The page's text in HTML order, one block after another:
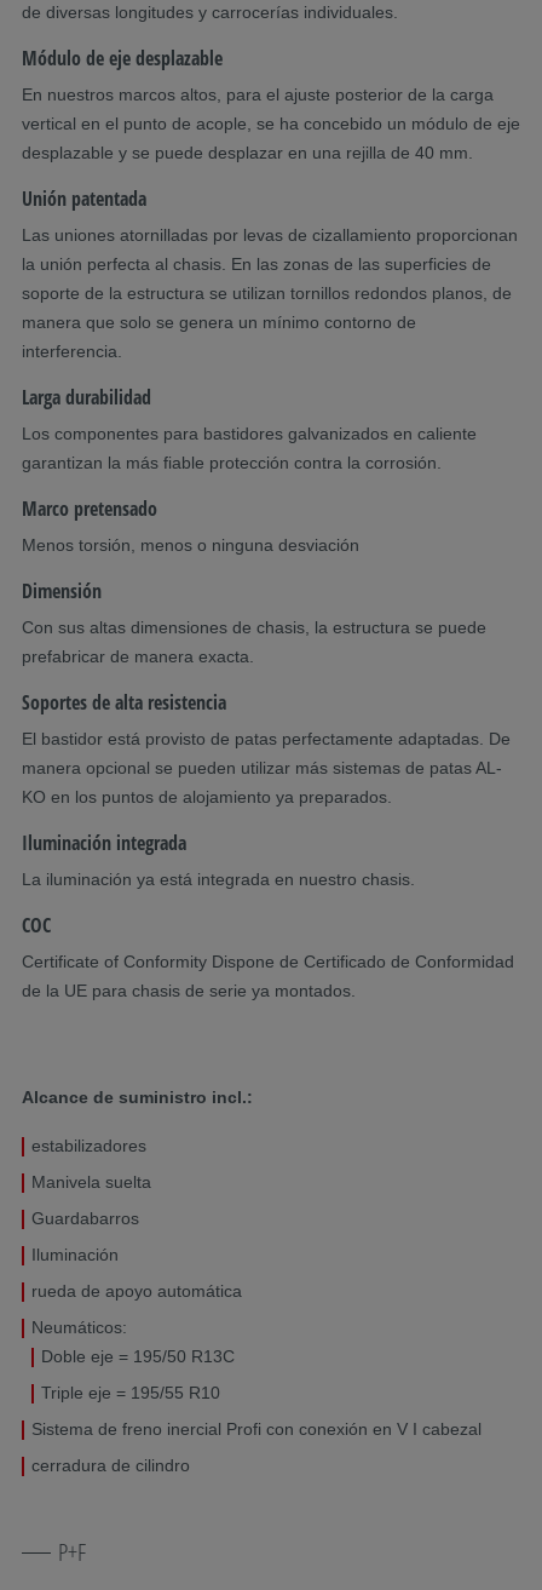
de diversas longitudes y carrocerías individuales.
Módulo de eje desplazable
En nuestros marcos altos, para el ajuste posterior de la carga
vertical en el punto de acople, se ha concebido un módulo de eje
desplazable y se puede desplazar en una rejilla de 40 mm.
Unión patentada
Las uniones atornilladas por levas de cizallamiento proporcionan
la unión perfecta al chasis. En las zonas de las superficies de
soporte de la estructura se utilizan tornillos redondos planos, de
manera que solo se genera un mínimo contorno de
interferencia.
Larga durabilidad
Los componentes para bastidores galvanizados en caliente
garantizan la más fiable protección contra la corrosión.
Marco pretensado
Menos torsión, menos o ninguna desviación
Dimensión
Con sus altas dimensiones de chasis, la estructura se puede
prefabricar de manera exacta.
Soportes de alta resistencia
El bastidor está provisto de patas perfectamente adaptadas. De
manera opcional se pueden utilizar más sistemas de patas AL-
KO en los puntos de alojamiento ya preparados.
Iluminación integrada
La iluminación ya está integrada en nuestro chasis.
COC
Certificate of Conformity Dispone de Certificado de Conformidad
de la UE para chasis de serie ya montados.
Alcance de suministro incl.:
estabilizadores
Manivela suelta
Guardabarros
Iluminación
rueda de apoyo automática
Neumáticos:
Doble eje = 195/50 R13C
Triple eje = 195/55 R10
Sistema de freno inercial Profi con conexión en V I cabezal
cerradura de cilindro
P+F